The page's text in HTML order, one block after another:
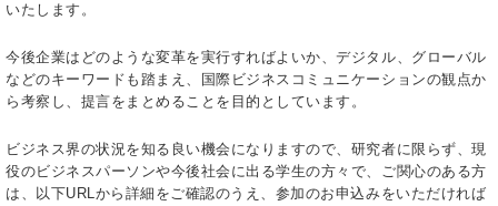
いたします。
今後企業はどのような変革を実行すればよいか、デジタル、グローバル
などのキーワードも踏まえ、国際ビジネスコミュニケーションの観点か
ら考察し、提言をまとめることを目的としています。
ビジネス界の状況を知る良い機会になりますので、研究者に限らず、現
役のビジネスパーソンや今後社会に出る学生の方々で、ご関心のある方
は、以下URLから詳細をご確認のうえ、参加のお申込みをいただければ